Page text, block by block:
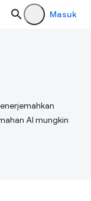
Masuk
AI mungkin